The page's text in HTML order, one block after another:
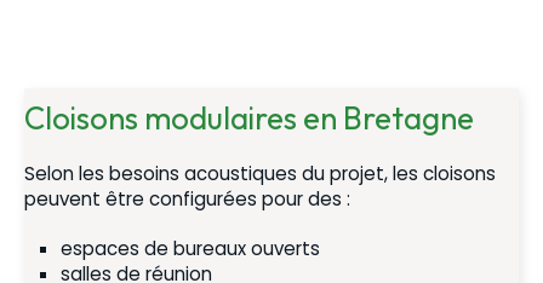
Cloisons modulaires en Bretagne
Selon les besoins acoustiques du projet, les cloisons
peuvent être configurées pour des :
espaces de bureaux ouverts
salles de réunion